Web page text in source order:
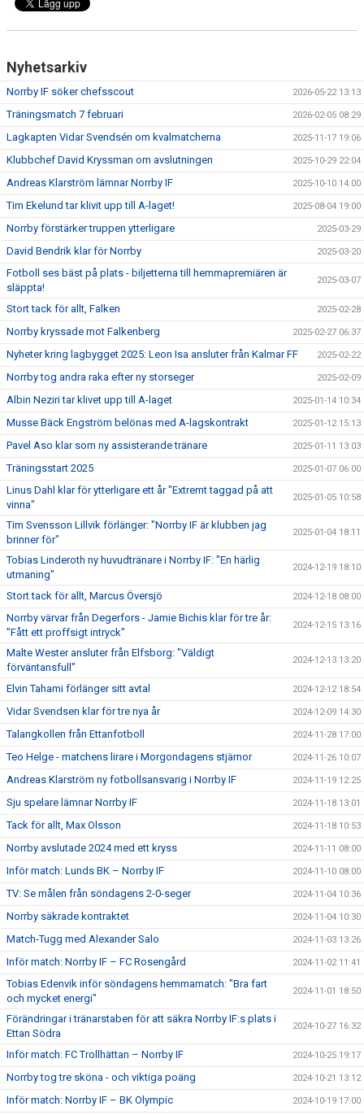
Nyhetsarkiv
Norrby IF söker chefsscout 2026-05-22 13:13
Träningsmatch 7 februari 2026-02-05 08:29
Lagkapten Vidar Svendsén om kvalmatcherna 2025-11-17 19:06
Klubbchef David Kryssman om avslutningen 2025-10-29 22:04
Andreas Klarström lämnar Norrby IF 2025-10-10 14:00
Tim Ekelund tar klivit upp till A-laget! 2025-08-04 19:00
Norrby förstärker truppen ytterligare 2025-03-29
David Bendrik klar för Norrby 2025-03-20
Fotboll ses bäst på plats - biljetterna till hemmapremiären är
släppta!
2025-03-07
Stort tack för allt, Falken 2025-02-28
Norrby kryssade mot Falkenberg 2025-02-27 06:37
Nyheter kring lagbygget 2025: Leon Isa ansluter från Kalmar FF 2025-02-22
Norrby tog andra raka efter ny storseger 2025-02-09
Albin Neziri tar klivet upp till A-laget 2025-01-14 10:34
Musse Bäck Engström belönas med A-lagskontrakt 2025-01-12 15:13
Pavel Aso klar som ny assisterande tränare 2025-01-11 13:03
Träningsstart 2025 2025-01-07 06:00
Linus Dahl klar för ytterligare ett år "Extremt taggad på att
vinna"
2025-01-05 10:58
Tim Svensson Lillvik förlänger: "Norrby IF är klubben jag
brinner för"
2025-01-04 18:11
Tobias Linderoth ny huvudtränare i Norrby IF: "En härlig
utmaning"
2024-12-19 18:10
Stort tack för allt, Marcus Översjö 2024-12-18 08:00
Norrby värvar från Degerfors - Jamie Bichis klar för tre år:
"Fått ett proffsigt intryck"
2024-12-15 13:16
Malte Wester ansluter från Elfsborg: "Väldigt
förväntansfull"
2024-12-13 13:20
Elvin Tahami förlänger sitt avtal 2024-12-12 18:54
Vidar Svendsen klar för tre nya år 2024-12-09 14:30
Talangkollen från Ettanfotboll 2024-11-28 17:00
Teo Helge - matchens lirare i Morgondagens stjärnor 2024-11-26 10:07
Andreas Klarström ny fotbollsansvarig i Norrby IF 2024-11-19 12:25
Sju spelare lämnar Norrby IF 2024-11-18 13:01
Tack för allt, Max Olsson 2024-11-18 10:53
Norrby avslutade 2024 med ett kryss 2024-11-11 08:00
Inför match: Lunds BK – Norrby IF 2024-11-10 08:00
TV: Se målen från söndagens 2-0-seger 2024-11-04 10:36
Norrby säkrade kontraktet 2024-11-04 10:30
Match-Tugg med Alexander Salo 2024-11-03 13:26
Inför match: Norrby IF – FC Rosengård 2024-11-02 11:41
Tobias Edenvik inför söndagens hemmamatch: "Bra fart
och mycket energi"
2024-11-01 18:50
Förändringar i tränarstaben för att säkra Norrby IF:s plats i
Ettan Södra
2024-10-27 16:32
Inför match: FC Trollhättan – Norrby IF 2024-10-25 19:17
Norrby tog tre sköna - och viktiga poäng 2024-10-21 13:12
Inför match: Norrby IF – BK Olympic 2024-10-19 17:00